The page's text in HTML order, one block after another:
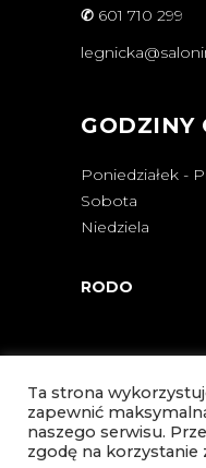
✆ 601 710 299
GODZINY
Poniedziałek -
Sobota
Niedziela
RODO
Ta strona
zapewnić
naszego serwisu.
zgodę na korzystanie